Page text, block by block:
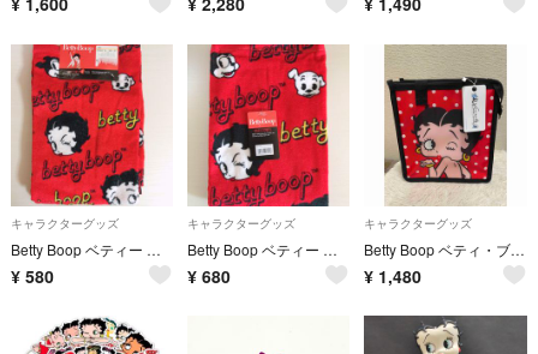
キャラクターグッズ
Betty Boop ベティー ブープ ベティちゃん フェイスタオル 2枚
¥ 580
キャラクターグッズ
Betty Boop ベティー ブープ ベティちゃん バスタオル
¥ 680
キャラクターグッズ
Betty Boop ベティ・ブープ クーラーバッグ ❣️
¥ 1,480